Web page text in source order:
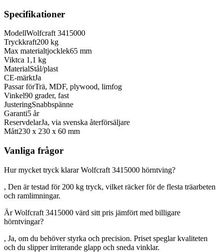
Specifikationer
ModellWolfcraft 3415000
Tryckkraft200 kg
Max materialtjocklek65 mm
Viktca 1,1 kg
MaterialStål/plast
CE-märktJa
Passar förTrä, MDF, plywood, limfog
Vinkel90 grader, fast
JusteringSnabbspänne
Garanti5 år
ReservdelarJa, via svenska återförsäljare
Mått230 x 230 x 60 mm
Vanliga frågor
Hur mycket tryck klarar Wolfcraft 3415000 hörntving?
, Den är testad för 200 kg tryck, vilket räcker för de flesta träarbeten
och ramlimningar.
Är Wolfcraft 3415000 värd sitt pris jämfört med billigare
hörntvingar?
, Ja, om du behöver styrka och precision. Priset speglar kvaliteten
och du slipper irriterande glapp och sneda vinklar.